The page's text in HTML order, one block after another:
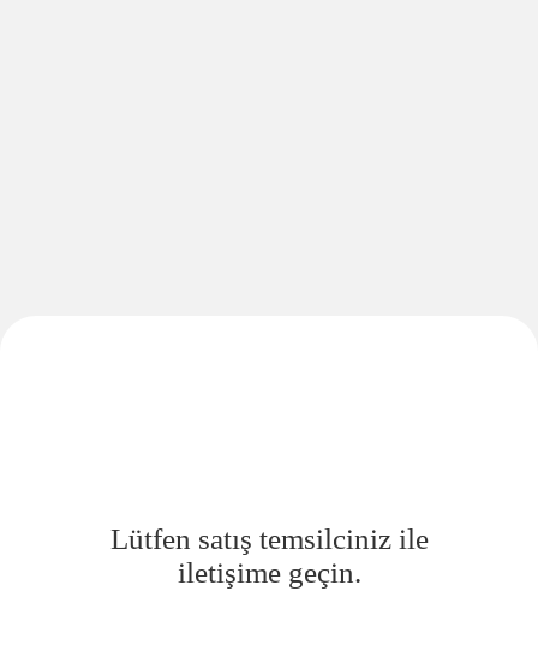
Lütfen satış temsilciniz ile
iletişime geçin.